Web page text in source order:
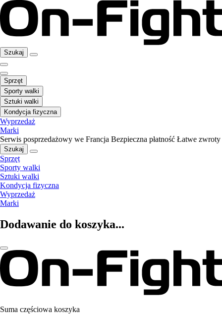
Szukaj
Sprzęt
Sporty walki
Sztuki walki
Kondycja fizyczna
Wyprzedaż
Marki
Serwis posprzedażowy we Francja Bezpieczna płatność Łatwe zwroty
Szukaj
Sprzęt
Sporty walki
Sztuki walki
Kondycja fizyczna
Wyprzedaż
Marki
Dodawanie do koszyka...
Suma częściowa koszyka